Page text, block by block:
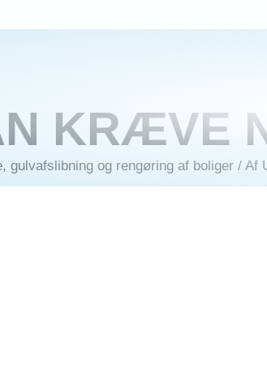
KRÆVE
gulvafslibning og rengøring af boliger / Af